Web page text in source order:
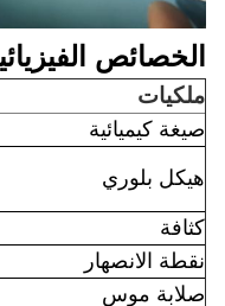
الخصائص
ملكيات
صيغة كيميائية
هيكل بلوري
كثافة
نقطة الانصهار
صلابة موس